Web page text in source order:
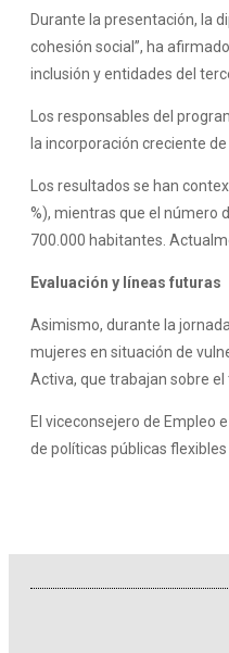
Durante la presentación, la
cohesión social”, ha
inclusión y entidades del
Los responsables del
la incorporación creciente
Los resultados se han
%), mientras que el número
700.000 habitantes.
Evaluación y líneas futuras
Asimismo, durante la
mujeres en situación de
Activa, que trabajan sobre
El viceconsejero de Empleo
de políticas públicas